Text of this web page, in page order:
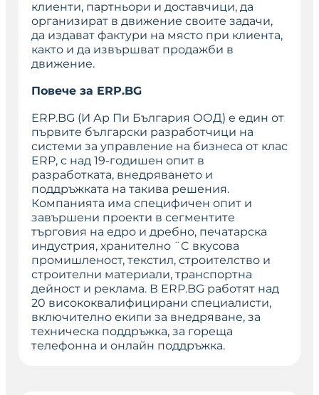
клиенти, партньори и доставчици, да
организират в движение своите задачи,
да издават фактури на място при клиента,
както и да извършват продажби в
движение.
Повече за ERP.BG
ERP.BG (И Ар Пи България ООД) е един от
първите български разработчици на
системи за управление на бизнеса от клас
ERP, с над 19-годишен опит в
разработката, внедряването и
поддръжката на такива решения.
Компанията има специфичен опит и
завършени проекти в сегментите
търговия на едро и дребно, печатарска
индустрия, хранително ¨C вкусова
промишленост, текстил, строителство и
строителни материали, транспортна
дейност и реклама. В ERP.BG работят над
20 висококвалифицирани специалисти,
включително екипи за внедряване, за
техническа поддръжка, за гореща
телефонна и онлайн поддръжка.